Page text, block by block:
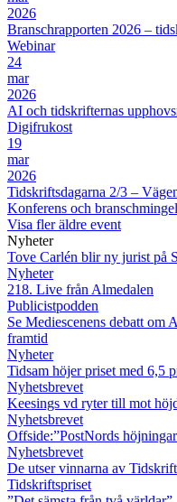
2026
Branschrapporten 2026 –
Webinar
24
mar
2026
AI och tidskrifternas
Digifrukost
19
mar
2026
Tidskriftsdagarna 2/3 –
Konferens och branschmingel
Visa fler äldre event
Nyheter
Tove Carlén blir ny jurist på
Nyheter
218. Live från Almedalen
Publicistpodden
Se Mediescenens debatt om
framtid
Nyheter
Tidsam höjer priset med 6,5
Nyhetsbrevet
Keesings vd ryter till mot
Nyhetsbrevet
Offside:”PostNords
Nyhetsbrevet
De utser vinnarna av
Tidskriftspriset